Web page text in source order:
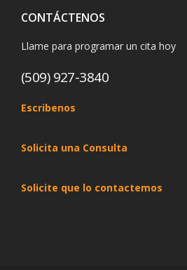
CONTÁCTENOS
Llame para programar un cita hoy
(509) 927-3840
Escribenos
Solicita una Consulta
Solicite que lo contactemos